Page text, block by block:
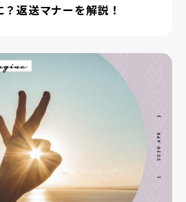
返送マナーを解説！